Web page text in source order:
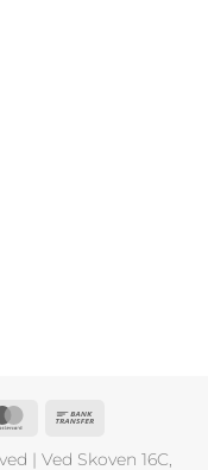
MasterCard
| Ved Skoven 16C,